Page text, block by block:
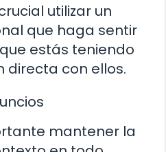
utilizar un
que haga sentir
estás teniendo
directa con ellos.
mantener la